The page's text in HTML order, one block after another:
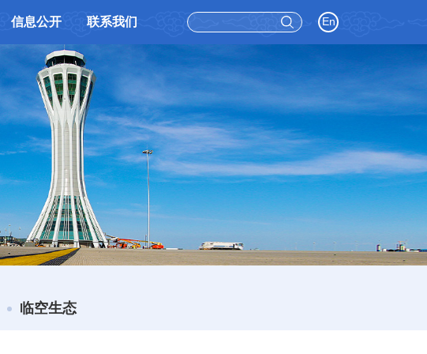
信息公开 联系我们 En
临空生态